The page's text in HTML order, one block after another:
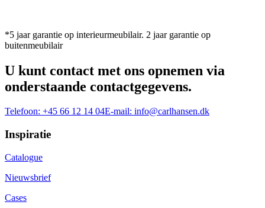
*5 jaar garantie op interieurmeubilair. 2 jaar garantie op
buitenmeubilair
U kunt contact met ons opnemen via
onderstaande contactgegevens.
Telefoon: +45 66 12 14 04E-mail: info@carlhansen.dk
Inspiratie
Catalogue
Nieuwsbrief
Cases